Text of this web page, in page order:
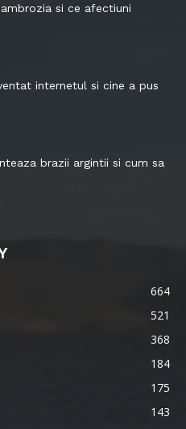
si ce afectiuni
internetul si cine a pus
brazii argintii si cum sa
664
521
368
184
175
143